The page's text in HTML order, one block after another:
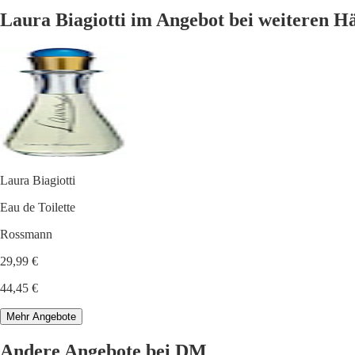
Laura Biagiotti im Angebot bei weiteren
Laura Biagiotti
Eau de Toilette
Rossmann
29,99 €
44,45 €
Mehr Angebote